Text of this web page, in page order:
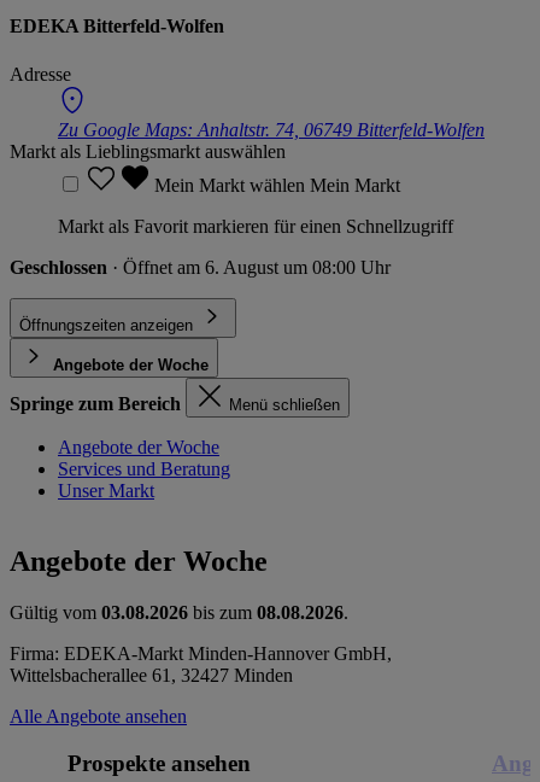
EDEKA Bitterfeld-Wolfen
Adresse
Zu Google Maps: Anhaltstr. 74, 06749 Bitterfeld-Wolfen
Markt als Lieblingsmarkt auswählen
Mein Markt wählen Mein Markt
Markt als Favorit markieren für einen Schnellzugriff
Geschlossen · Öffnet am 6. August um 08:00 Uhr
Öffnungszeiten anzeigen
Angebote der Woche
Springe zum Bereich Menü schließen
Angebote der Woche
Services und Beratung
Unser Markt
Angebote der Woche
Gültig vom 03.08.2026 bis zum 08.08.2026.
Firma: EDEKA-Markt Minden-Hannover GmbH,
Wittelsbacherallee 61, 32427 Minden
Alle Angebote ansehen
Prospekte ansehen